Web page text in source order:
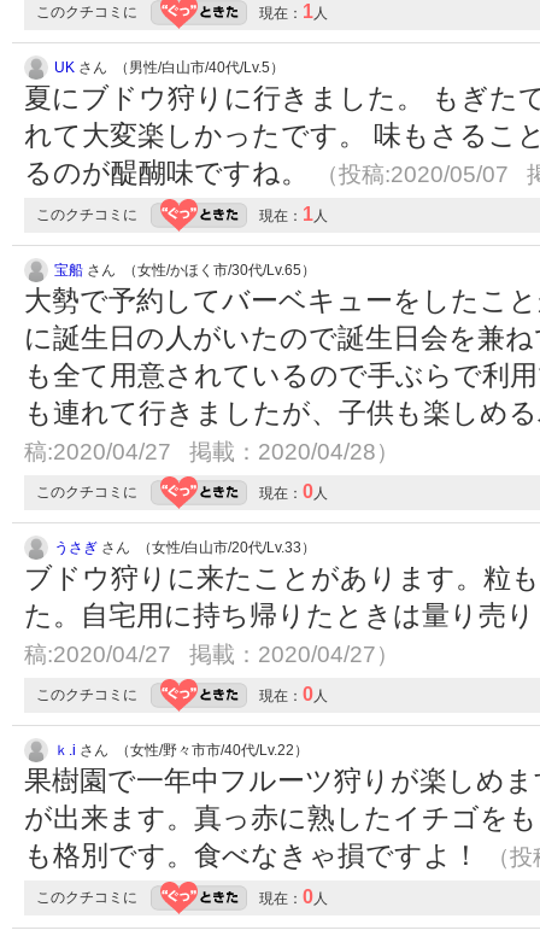
このクチコミに 現在： 1人
UK さん （男性/白山市/40代/Lv.5）
夏にブドウ狩りに行きました。 もぎた
れて大変楽しかったです。 味もさるこ
るのが醍醐味ですね。
（投稿:2020/05/07
このクチコミに 現在： 1人
宝船 さん （女性/かほく市/30代/Lv.65）
大勢で予約してバーベキューをしたこ
に誕生日の人がいたので誕生日会を兼
も全て用意されているので手ぶらで利
も連れて行きましたが、子供も楽しめ
稿:2020/04/27 掲載：2020/04/28）
このクチコミに 現在： 0人
うさぎ さん （女性/白山市/20代/Lv.33）
ブドウ狩りに来たことがあります。粒
た。自宅用に持ち帰りたときは量り売
稿:2020/04/27 掲載：2020/04/27）
このクチコミに 現在： 0人
ｋ.i さん （女性/野々市市/40代/Lv.22）
果樹園で一年中フルーツ狩りが楽しめ
が出来ます。真っ赤に熟したイチゴを
も格別です。食べなきゃ損ですよ！
（
このクチコミに 現在： 0人